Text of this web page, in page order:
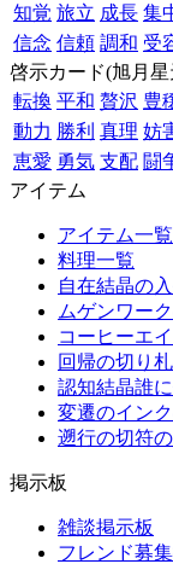
知覚 旅立 成長 集
信念 信頼 調和 受
啓示カード(旭月星
転換 平和 贅沢 豊
動力 勝利 真理 妨
恵愛 勇気 支配 闘
アイテム
アイテム一覧
料理一覧
自在結晶の
ムゲンワー
コーヒーエ
回帰の切り
認知結晶誰
変遷のイン
遡行の切符
掲示板
雑談掲示板
フレンド募